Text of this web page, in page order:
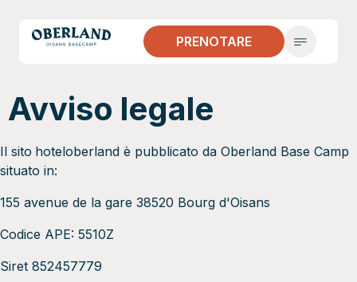
PRENOTARE
Avviso legale
Il sito hoteloberland è pubblicato da Oberland Base Camp
situato in:
155 avenue de la gare 38520 Bourg d'Oisans
Codice APE: 5510Z
Siret 852457779